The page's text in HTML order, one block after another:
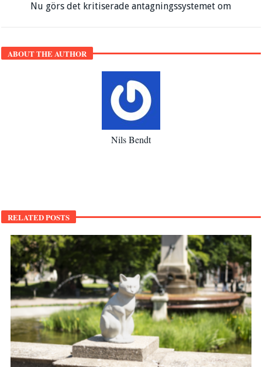
Nu görs det kritiserade antagningssystemet om
ABOUT THE AUTHOR
Nils Bendt
RELATED POSTS